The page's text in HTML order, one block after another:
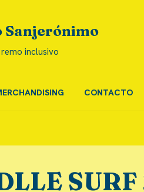
Sanjerónimo
inclusivo
CONTACTO